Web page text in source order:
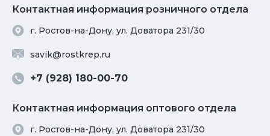
Контактная информация розничного отдела
г. Ростов-на-Дону, ул. Доватора 231/30
savik@rostkrep.ru
+7 (928) 180-00-70
Контактная информация оптового отдела
г. Ростов-на-Дону, ул. Доватора 231/30